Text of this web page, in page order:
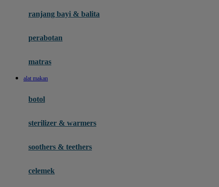
Haenim
Hot Wheels
Huanger
Hybrid
ranjang bayi & balita
perabotan
matras
alat makan
botol
sterilizer & warmers
soothers & teethers
celemek